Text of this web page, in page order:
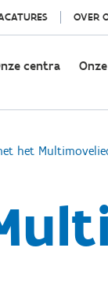
OVER
centra
het